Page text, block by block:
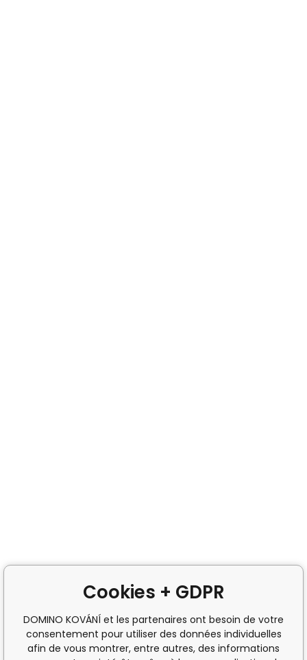
Cookies + GDPR
DOMINO KOVÁNÍ et les partenaires ont besoin de votre
consentement pour utiliser des données individuelles
afin de vous montrer, entre autres, des informations